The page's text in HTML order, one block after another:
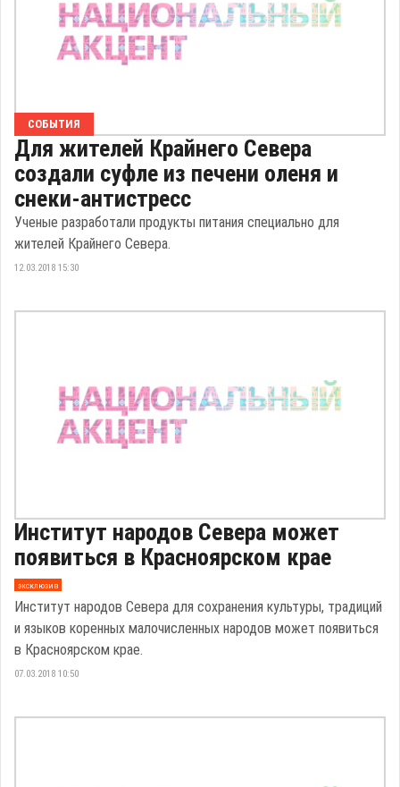
СОБЫТИЯ
Для жителей Крайнего Севера
создали суфле из печени оленя и
снеки-антистресс
Ученые разработали продукты питания специально для
жителей Крайнего Севера.
12.03.2018 15:30
Институт народов Севера может
появиться в Красноярском крае
эксклюзив
Институт народов Севера для сохранения культуры, традиций
и языков коренных малочисленных народов может появиться
в Красноярском крае.
07.03.2018 10:50